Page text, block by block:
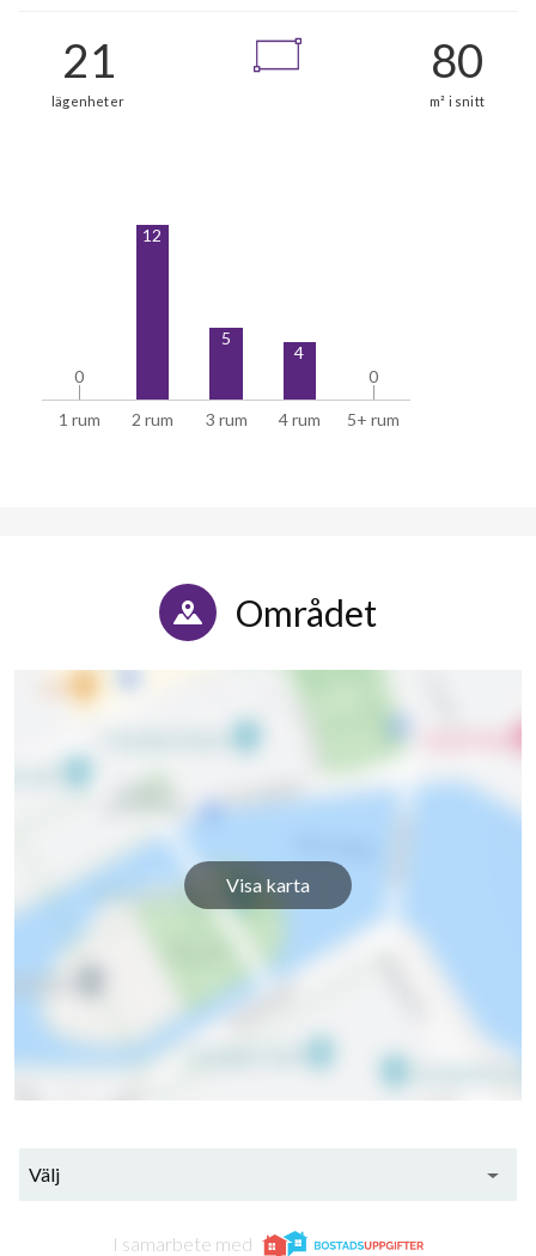
1 rum 2 rum 3 rum 4 rum 5+ rum
0
0
12
5
4
0
0
Området
Visa karta
Välj
I samarbete med